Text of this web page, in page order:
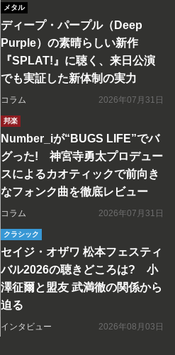
メタル
ディープ・パープル（Deep
Purple）の素晴らしい新作
『SPLAT!』に聴く、来日公演
でも実証した新体制の実力
コラム 2026年07月31日
邦楽
Number_iが“BUGS LIFE”でバ
グった! 神宮寺勇太プロデュー
スによるカオティックで前向き
なフォンク曲を徹底レビュー
コラム 2026年07月31日
クラシック
セイジ・オザワ 松本フェスティ
バル2026の聴きどころは? 小
澤征爾と盟友 武満徹の関係から
迫る
インタビュー 2026年08月03日